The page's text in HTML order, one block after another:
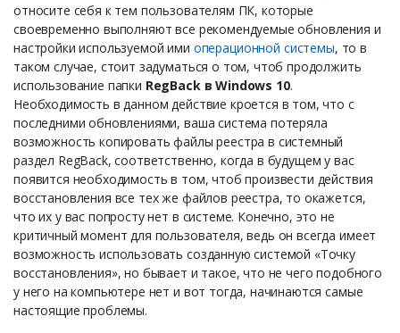
относите себя к тем пользователям ПК, которые
своевременно выполняют все рекомендуемые обновления и
настройки используемой ими операционной системы, то в
таком случае, стоит задуматься о том, чтоб продолжить
использование папки RegBack в Windows 10.
Необходимость в данном действие кроется в том, что с
последними обновлениями, ваша система потеряла
возможность копировать файлы реестра в системный
раздел RegBack, соответственно, когда в будущем у вас
появится необходимость в том, чтоб произвести действия
восстановления все тех же файлов реестра, то окажется,
что их у вас попросту нет в системе. Конечно, это не
критичный момент для пользователя, ведь он всегда имеет
возможность использовать созданную системой «Точку
восстановления», но бывает и такое, что не чего подобного
у него на компьютере нет и вот тогда, начинаются самые
настоящие проблемы.